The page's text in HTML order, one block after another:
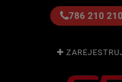
786 210 210